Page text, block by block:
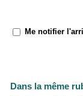
Me notifier
Dans la même